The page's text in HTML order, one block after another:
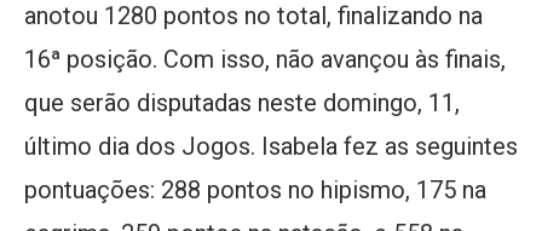
anotou 1280 pontos no total, finalizando na
16ª posição. Com isso, não avançou às finais,
que serão disputadas neste domingo, 11,
último dia dos Jogos. Isabela fez as seguintes
pontuações: 288 pontos no hipismo, 175 na